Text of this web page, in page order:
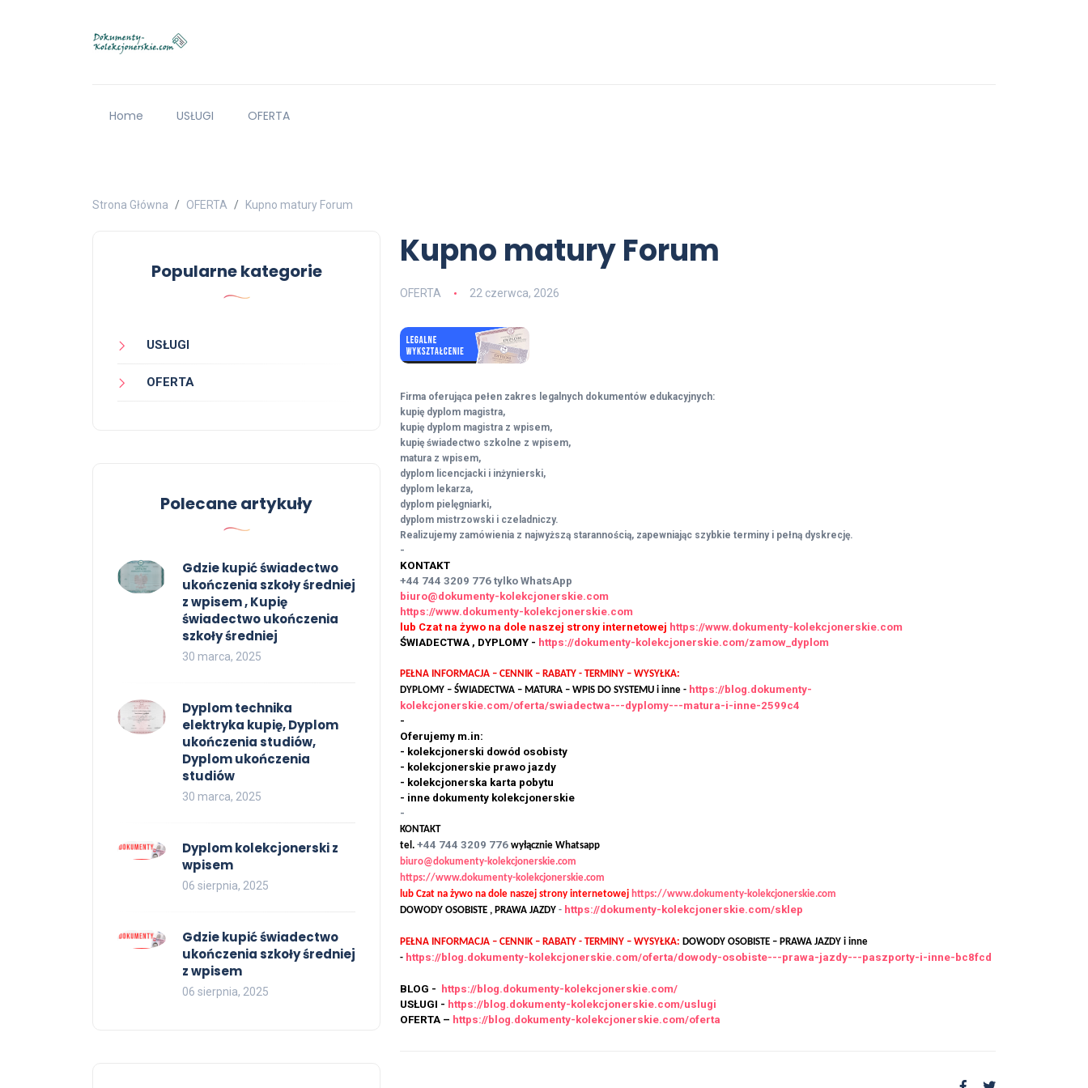
Home USŁUGI OFERTA
Strona Główna OFERTA Kupno matury Forum
Kupno matury Forum
OFERTA 22 czerwca, 2026
Firma oferująca pełen zakres legalnych dokumentów edukacyjnych:
kupię dyplom magistra,
kupię dyplom magistra z wpisem,
kupię świadectwo szkolne z wpisem,
matura z wpisem,
dyplom licencjacki i inżynierski,
dyplom lekarza,
dyplom pielęgniarki,
dyplom mistrzowski i czeladniczy.
Realizujemy zamówienia z najwyższą starannością, zapewniając szybkie terminy i pełną dyskrecję.
-
KONTAKT
+44 744 3209 776 tylko WhatsApp
biuro@dokumenty-kolekcjonerskie.com
https://www.dokumenty-kolekcjonerskie.com
lub Czat na żywo na dole naszej strony internetowej https://www.dokumenty-kolekcjonerskie.com
ŚWIADECTWA , DYPLOMY - https://dokumenty-kolekcjonerskie.com/zamow_dyplom
PEŁNA INFORMACJA – CENNIK – RABATY - TERMINY – WYSYŁKA:
DYPLOMY – ŚWIADECTWA – MATURA – WPIS DO SYSTEMU i inne - https://blog.dokumenty-
kolekcjonerskie.com/oferta/swiadectwa---dyplomy---matura-i-inne-2599c4
-
Oferujemy m.in:
- kolekcjonerski dowód osobisty
- kolekcjonerskie prawo jazdy
- kolekcjonerska karta pobytu
- inne dokumenty kolekcjonerskie
-
KONTAKT
tel. +44 744 3209 776 wyłącznie Whatsapp
biuro@dokumenty-kolekcjonerskie.com
https://www.dokumenty-kolekcjonerskie.com
lub Czat na żywo na dole naszej strony internetowej https://www.dokumenty-kolekcjonerskie.com
DOWODY OSOBISTE , PRAWA JAZDY - https://dokumenty-kolekcjonerskie.com/sklep
PEŁNA INFORMACJA – CENNIK – RABATY - TERMINY – WYSYŁKA: DOWODY OSOBISTE – PRAWA JAZDY i inne
- https://blog.dokumenty-kolekcjonerskie.com/oferta/dowody-osobiste---prawa-jazdy---paszporty-i-inne-bc8fcd
BLOG -
https://blog.dokumenty-kolekcjonerskie.com/
USŁUGI - https://blog.dokumenty-kolekcjonerskie.com/uslugi
OFERTA – https://blog.dokumenty-kolekcjonerskie.com/oferta
Popularne kategorie
USŁUGI
OFERTA
Polecane artykuły
Gdzie kupić świadectwo
ukończenia szkoły średniej
z wpisem , Kupię
świadectwo ukończenia
szkoły średniej
30 marca, 2025
Dyplom technika
elektryka kupię, Dyplom
ukończenia studiów,
Dyplom ukończenia
studiów
30 marca, 2025
Dyplom kolekcjonerski z
wpisem
06 sierpnia, 2025
Gdzie kupić świadectwo
ukończenia szkoły średniej
z wpisem
06 sierpnia, 2025